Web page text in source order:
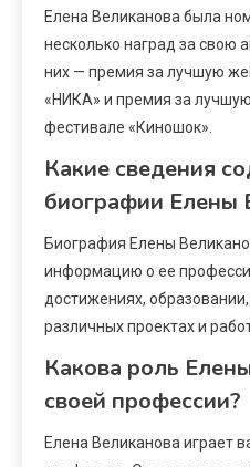
Елена Великанова была
несколько наград за свою
них — премия за лучшую
«НИКА» и премия за
фестивале «Киношок».
Какие сведения
биографии Елены
Биография Елены
информацию о ее
достижениях,
различных проектах и
Какова роль
своей профессии?
Елена Великанова играет